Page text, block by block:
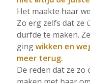
Het maakte haar
Zo erg zelfs dat ze
durfde te maken.
gingwikken en
meer terug.
De reden dat ze zo